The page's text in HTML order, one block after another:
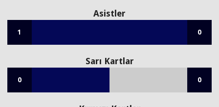
Asistler
1 0
Sarı Kartlar
0 0